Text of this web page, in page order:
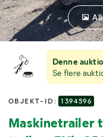
Denne
Se flere
OBJEKT-ID: 1394596
Maskinetrailer